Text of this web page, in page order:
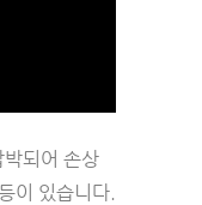
되어 손상
이 있습니다.